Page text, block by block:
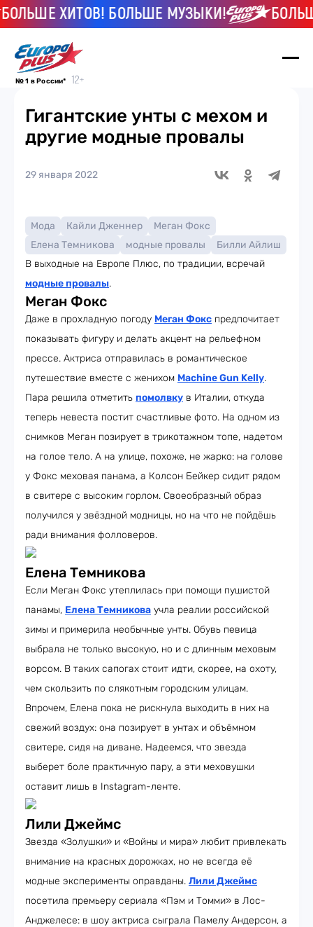
ХИТОВ! БОЛЬШЕ МУЗЫКИ! БОЛЬШЕ
№ 1 в России*
Гигантские унты с мехом и
другие модные провалы
29 января 2022
Мода Кайли Дженнер
Меган Фокс
Елена Темникова
модные провалы
Билли Айлиш
В выходные на Европе Плюс, по традиции, всречай
модные провалы.
Меган Фокс
Даже в прохладную погоду Меган Фокс предпочитает
показывать фигуру и делать акцент на рельефном
прессе. Актриса отправилась в романтическое
путешествие вместе с женихом Machine Gun Kelly.
Пара решила отметить помолвку в Италии, откуда
теперь невеста постит счастливые фото. На одном из
снимков Меган позирует в трикотажном топе, надетом
на голое тело. А на улице, похоже, не жарко: на голове
у Фокс меховая панама, а Колсон Бейкер сидит рядом
в свитере с высоким горлом. Своеобразный образ
получился у звёздной модницы, но на что не пойдёшь
ради внимания фолловеров.
Елена Темникова
Если Меган Фокс утеплилась при помощи пушистой
панамы, Елена Темникова учла реалии российской
зимы и примерила необычные унты. Обувь певица
выбрала не только высокую, но и с длинным меховым
ворсом. В таких сапогах стоит идти, скорее, на охоту,
чем скользить по слякотным городским улицам.
Впрочем, Елена пока не рискнула выходить в них на
свежий воздух: она позирует в унтах и объёмном
свитере, сидя на диване. Надеемся, что звезда
выберет боле практичную пару, а эти меховушки
оставит лишь в Instagram-ленте.
Лили Джеймс
Звезда «Золушки» и «Войны и мира» любит привлекать
внимание на красных дорожках, но не всегда её
модные эксперименты оправданы. Лили Джеймс
посетила премьеру сериала «Пэм и Томми» в Лос-
Анджелесе: в шоу актриса сыграла Памелу Андерсон, а